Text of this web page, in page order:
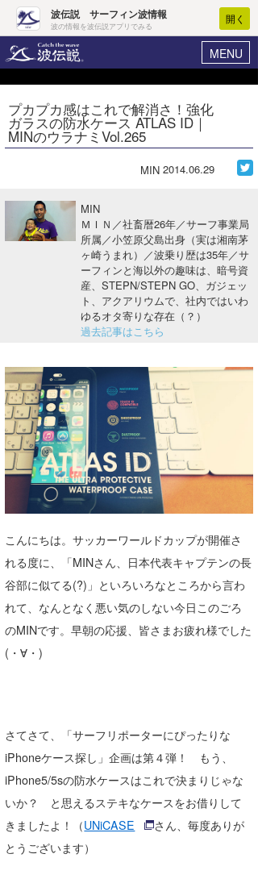
波伝説 サーフィン波情報
波の情報を波伝説アプリでみる
開く
MENU
ヘルプ マイホーム
ログイン
WAVE HUNTER 波予想ツール
サーフィンエリアガイド
今月のプレゼント
プカプカ感はこれで解消さ！強化
ガラスの防水ケース ATLAS ID｜
MINのウラナミVol.265
MIN 2014.06.29
MIN
ＭＩＮ／社畜暦26年／サーフ事業局
所属／小笠原父島出身（実は湘南茅
ヶ崎うまれ）／波乗り歴は35年／サ
ーフィンと海以外の趣味は、暗号資
産、STEPN/STEPN GO、ガジェッ
ト、アクアリウムで、社内ではいわ
ゆるオタ寄りな存在（？）
過去記事はこちら
こんにちは。サッカーワールドカップが開催さ
れる度に、「MINさん、日本代表キャプテンの長
谷部に似てる(?)」といろいろなところから言わ
れて、なんとなく悪い気のしない今日このごろ
のMINです。早朝の応援、皆さまお疲れ様でした
(・∀・)
さてさて、「サーフリポーターにぴったりな
iPhoneケース探し」企画は第４弾！ もう、
iPhone5/5sの防水ケースはこれで決まりじゃな
いか？ と思えるステキなケースをお借りして
きましたよ！（UNiCASE
さん、毎度ありが
とうございます）
Core Surf Japan
コンテスト
アート＆エンタメ
コラム
ショップ情報
ショップ情報
湘南
千葉北
伊豆
千葉南
大阪
四国
沖縄
お知らせ
その他
ルール＆How to
VOTE!
Core Surf Japan
Naoya Kimoto
mitsuteru Kamio
メディア
SURFMEDIA
波伝説アンバサダー/プロライダー